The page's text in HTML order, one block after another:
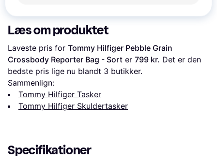
Læs om produktet
Laveste pris for Tommy Hilfiger Pebble Grain
Crossbody Reporter Bag - Sort er 799 kr. Det er den
bedste pris lige nu blandt 3 butikker.
Sammenlign:
Tommy Hilfiger Tasker
Tommy Hilfiger Skuldertasker
Specifikationer